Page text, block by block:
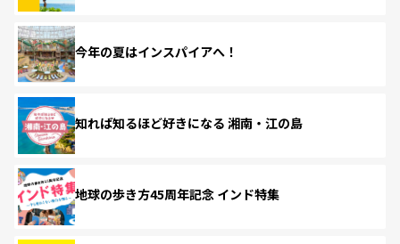
今年の夏はインスパイアへ！
知れば知るほど好きになる 湘南・江の島
地球の歩き方45周年記念 インド特集